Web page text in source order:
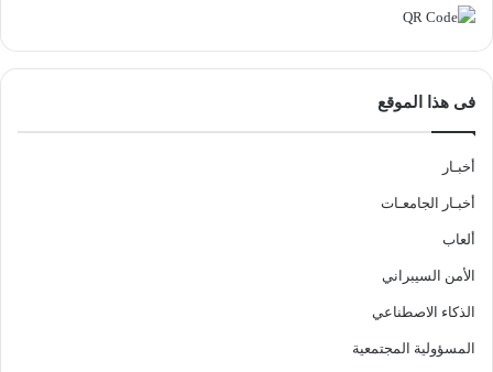
فى هذا الموقع
أخبـار
أخبـار الجامعـات
ألعاب
الأمن السيبراني
الذكاء الاصطناعي
المسؤولية المجتمعية